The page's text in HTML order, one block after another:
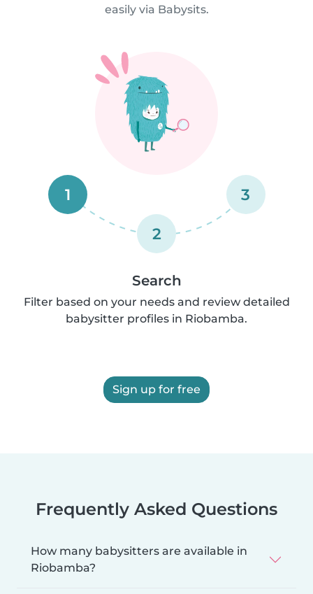
easily via Babysits.
1
2
3
Search
Filter based on your needs and review detailed
babysitter profiles in Riobamba.
Sign up for free
Frequently Asked Questions
How many babysitters are available in
Riobamba?